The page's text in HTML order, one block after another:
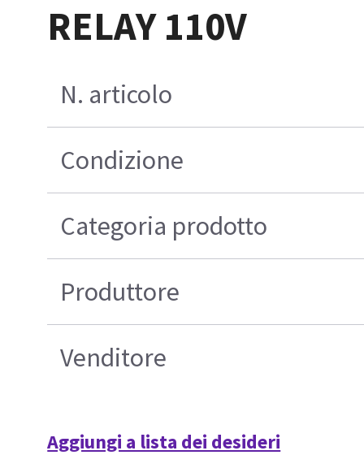
RELAY 110V
N. articolo
Condizione
Categoria prodotto
Produttore
Venditore
Aggiungi a lista dei desideri